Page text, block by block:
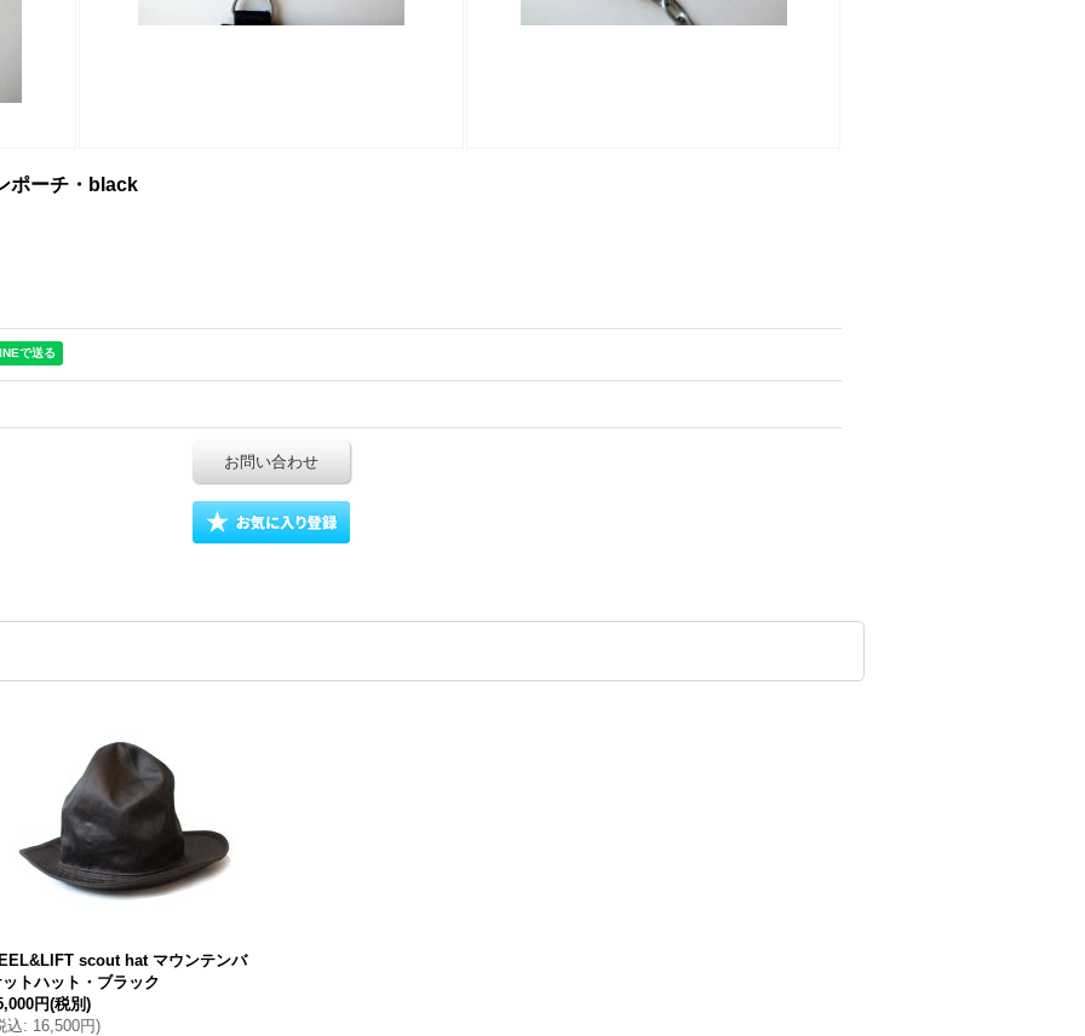
ポーチ・black
お問い合わせ
scout hat マウンテンバ
トハット・ブラック
円(税別)
込: 16,500円)